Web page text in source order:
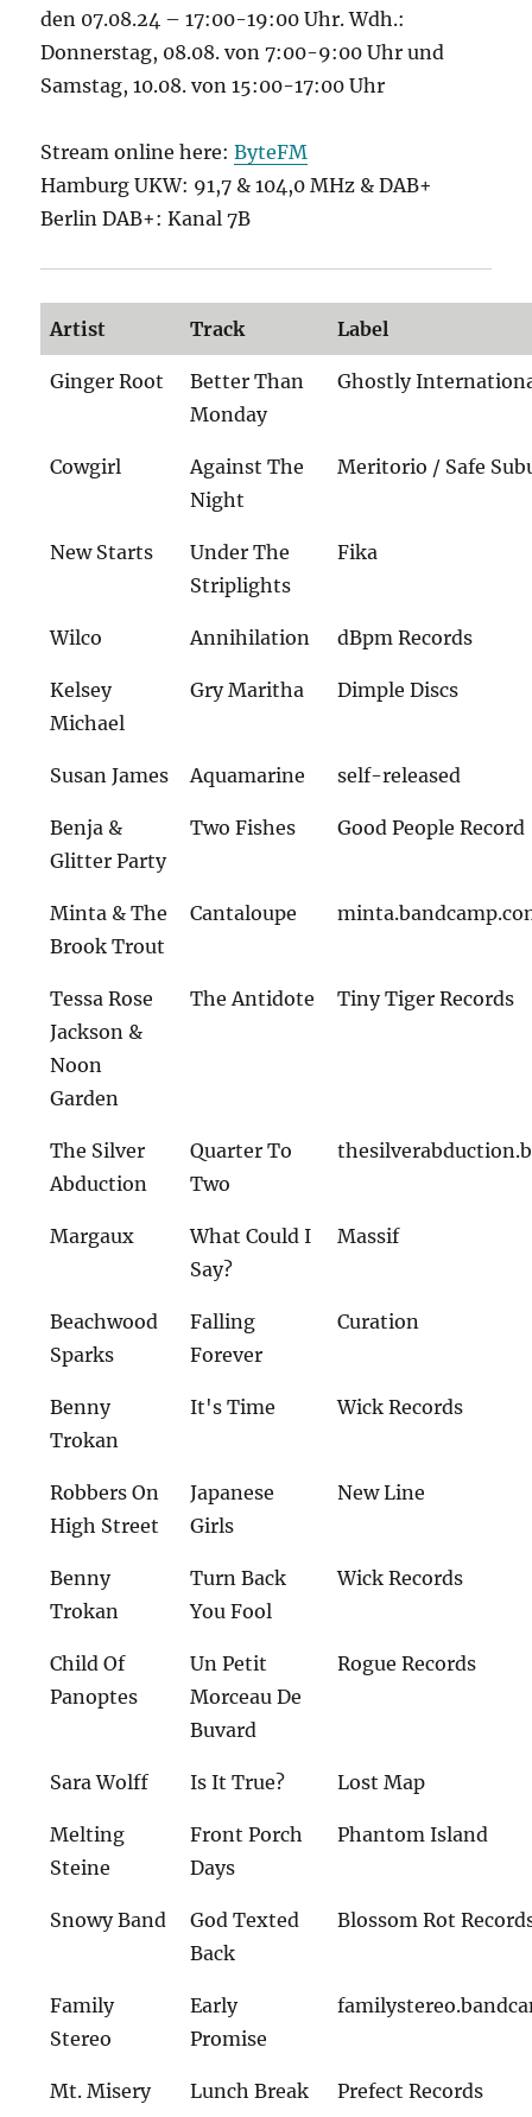
den 07.08.24 – 17:00-19:00 Uhr. Wdh.:
Donnerstag, 08.08. von 7:00-9:00 Uhr und
Samstag, 10.08. von 15:00-17:00 Uhr
Stream online here:ByteFM
Hamburg UKW: 91,7 & 104,0 MHz & DAB+
Berlin DAB+: Kanal 7B
Artist Track Label
Ginger Root
Better Than
Monday
Ghostly
Cowgirl
Against The
Night
Meritorio / Safe
New Starts
Under The
Striplights
Fika
Wilco Annihilation dBpm Records
Kelsey
Michael
Gry Maritha Dimple Discs
Susan James Aquamarine self-released
Benja &
Glitter Party
Two Fishes Good People Record
Minta & The
Brook Trout
Cantaloupe
Tessa Rose
Jackson &
Noon
Garden
The Antidote Tiny Tiger Records
The Silver
Abduction
Quarter To
Two
Margaux
What Could I
Say?
Massif
Beachwood
Sparks
Falling
Forever
Curation
Benny
Trokan
It's Time Wick Records
Robbers On
High Street
Japanese
Girls
New Line
Benny
Trokan
Turn Back
You Fool
Wick Records
Child Of
Panoptes
Un Petit
Morceau De
Buvard
Rogue Records
Sara Wolff Is It True? Lost Map
Melting
Steine
Front Porch
Days
Phantom Island
Snowy Band
God Texted
Back
Blossom Rot
Family
Stereo
Early
Promise
Mt. Misery Lunch Break Prefect Records